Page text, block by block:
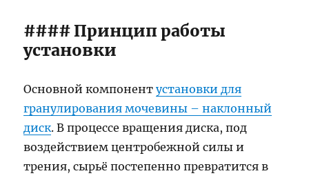
#### Принцип работы
установки
Основной компонентустановки для
гранулирования мочевины – наклонный
диск. В процессе вращения диска, под
воздействием центробежной силы и
трения, сырьё постепенно превратится в